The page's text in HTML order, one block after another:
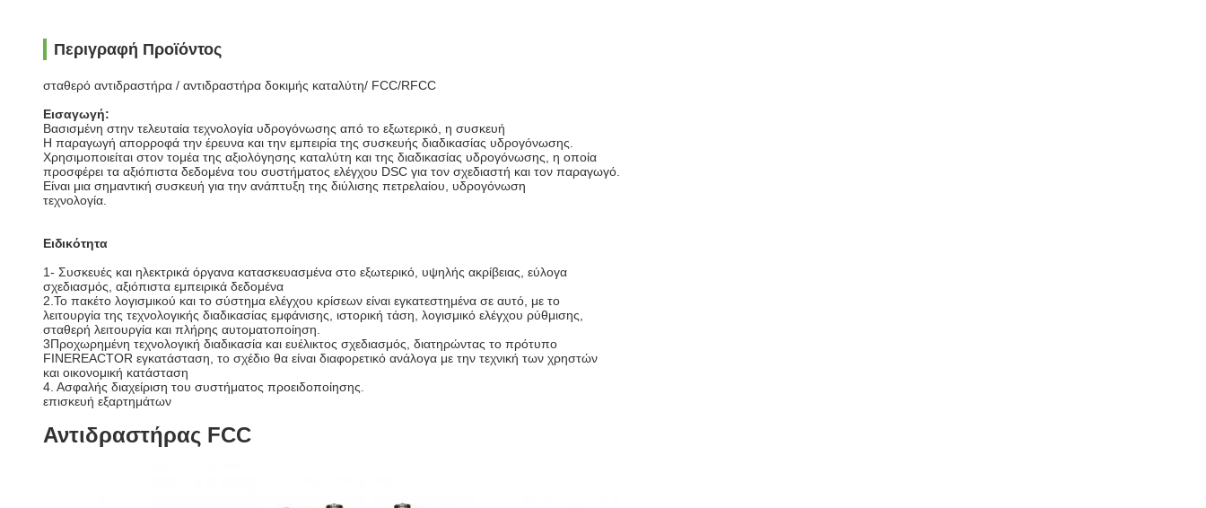
Περιγραφή Προϊόντος
σταθερό αντιδραστήρα / αντιδραστήρα δοκιμής καταλύτη/ FCC/RFCC
Εισαγωγή:
Βασισμένη στην τελευταία τεχνολογία υδρογόνωσης από το εξωτερικό, η συσκευή
Η παραγωγή απορροφά την έρευνα και την εμπειρία της συσκευής διαδικασίας υδρογόνωσης.
Χρησιμοποιείται στον τομέα της αξιολόγησης καταλύτη και της διαδικασίας υδρογόνωσης, η οποία
προσφέρει τα αξιόπιστα δεδομένα του συστήματος ελέγχου DSC για τον σχεδιαστή και τον παραγωγό.
Είναι μια σημαντική συσκευή για την ανάπτυξη της διύλισης πετρελαίου, υδρογόνωση
τεχνολογία.
Ειδικότητα
1- Συσκευές και ηλεκτρικά όργανα κατασκευασμένα στο εξωτερικό, υψηλής ακρίβειας, εύλογα
σχεδιασμός, αξιόπιστα εμπειρικά δεδομένα
2.Το πακέτο λογισμικού και το σύστημα ελέγχου κρίσεων είναι εγκατεστημένα σε αυτό, με το
λειτουργία της τεχνολογικής διαδικασίας εμφάνισης, ιστορική τάση, λογισμικό ελέγχου ρύθμισης,
σταθερή λειτουργία και πλήρης αυτοματοποίηση.
3Προχωρημένη τεχνολογική διαδικασία και ευέλικτος σχεδιασμός, διατηρώντας το πρότυπο
FINEREACTOR εγκατάσταση, το σχέδιο θα είναι διαφορετικό ανάλογα με την τεχνική των χρηστών
και οικονομική κατάσταση
4. Ασφαλής διαχείριση του συστήματος προειδοποίησης.
επισκευή εξαρτημάτων
Αντιδραστήρας FCC